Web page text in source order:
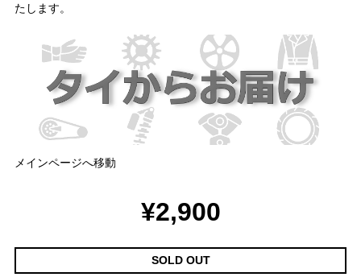
たします。
メインページへ移動
¥2,900
SOLD OUT